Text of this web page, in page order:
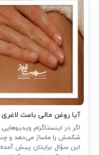
آیا روغن مالی باعث
اگر در اینستاگرام
شکمش را ماساژ می‌دهد و
این سؤال برایتان پیش